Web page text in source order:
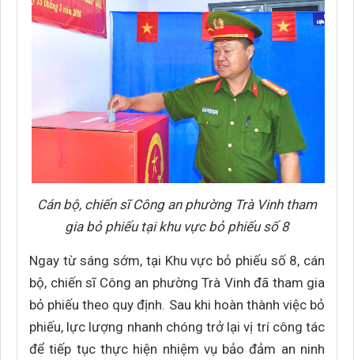
Cán bộ, chiến sĩ Công an phường Trà Vinh tham
gia bỏ phiếu tại khu vực bỏ phiếu số 8
Ngay từ sáng sớm, tại Khu vực bỏ phiếu số 8, cán
bộ, chiến sĩ Công an phường Trà Vinh đã tham gia
bỏ phiếu theo quy định. Sau khi hoàn thành việc bỏ
phiếu, lực lượng nhanh chóng trở lại vị trí công tác
để tiếp tục thực hiện nhiệm vụ bảo đảm an ninh